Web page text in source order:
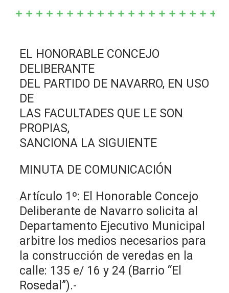
EL HONORABLE CONCEJO
DELIBERANTE
DEL PARTIDO DE NAVARRO, EN USO
DE
LAS FACULTADES QUE LE SON
PROPIAS,
SANCIONA LA SIGUIENTE
MINUTA DE COMUNICACIÓN
Artículo 1º: El Honorable Concejo
Deliberante de Navarro solicita al
Departamento Ejecutivo Municipal
arbitre los medios necesarios para
la construcción de veredas en la
calle: 135 e/ 16 y 24 (Barrio “El
Rosedal”).-